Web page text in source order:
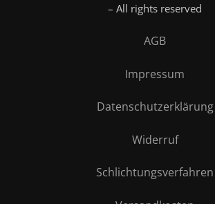
– All rights reserved
AGB
Impressum
Datenschutzerklärung
Widerruf
Schlichtungsverfahren